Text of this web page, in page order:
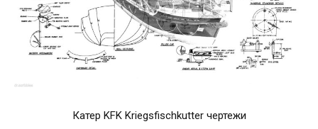
Катер KFK Kriegsfischkutter чертежи